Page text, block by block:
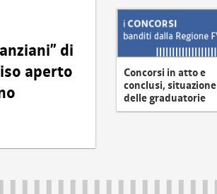
di
aperto
Concorsi in atto e
conclusi, situazione
delle graduatorie